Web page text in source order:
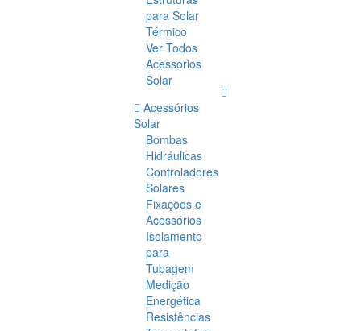
para Solar
Térmico
Ver Todos
Acessórios
Solar
Acessórios
Solar
Bombas
Hidráulicas
Controladores
Solares
Fixações e
Acessórios
Isolamento
para
Tubagem
Medição
Energética
Resistências